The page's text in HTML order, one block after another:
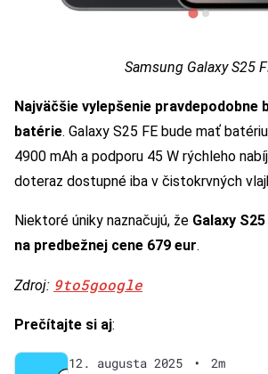
Samsung Galaxy S25
Najväčšie vylepšenie pravdepodobne
batérie. Galaxy S25 FE bude mať
4900 mAh a podporu 45 W rýchleho
doteraz dostupné iba v čistokrvných
Niektoré úniky naznačujú, že Galaxy
na predbežnej cene 679 eur.
Zdroj: 9to5google
Prečítajte si aj:
12. augusta 2025 •
2m